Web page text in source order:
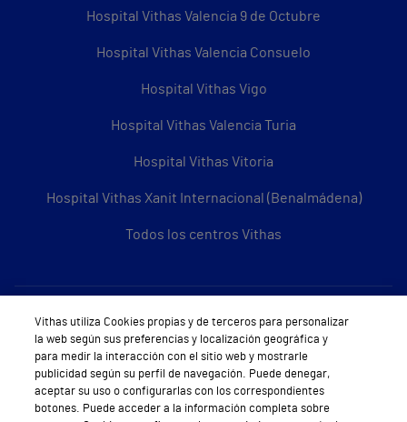
Hospital Vithas Valencia 9 de Octubre
Hospital Vithas Valencia Consuelo
Hospital Vithas Vigo
Hospital Vithas Valencia Turia
Hospital Vithas Vitoria
Hospital Vithas Xanit Internacional (Benalmádena)
Todos los centros Vithas
Sobre Vithas
Quiénes somos
Trabajar en Vithas
Vithas utiliza Cookies propias y de terceros para personalizar
la web según sus preferencias y localización geográfica y
para medir la interacción con el sitio web y mostrarle
publicidad según su perfil de navegación. Puede denegar,
aceptar su uso o configurarlas con los correspondientes
botones. Puede acceder a la información completa sobre